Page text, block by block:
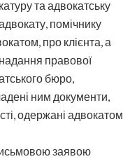
та адвокатську
помічнику
про клієнта, а
правової
бюро,
ним документи,
одержані адвокатом
заявою